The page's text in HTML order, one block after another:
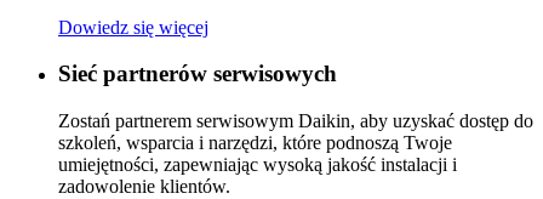
Dowiedz się więcej
Sieć partnerów serwisowych
Zostań partnerem serwisowym Daikin, aby uzyskać dostęp do
szkoleń, wsparcia i narzędzi, które podnoszą Twoje
umiejętności, zapewniając wysoką jakość instalacji i
zadowolenie klientów.